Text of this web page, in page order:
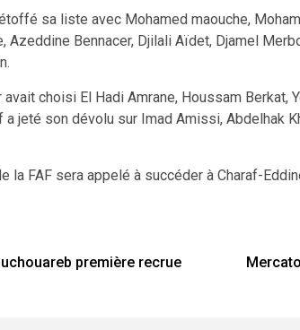
sa liste avec Mohamed maouche,
Azeddine Bennacer, Djilali Aïdet, Djamel
choisi El Hadi Amrane, Houssam
jeté son dévolu sur Imad Amissi, Abdelhak
la FAF sera appelé à succéder à Charaf-
première recrue